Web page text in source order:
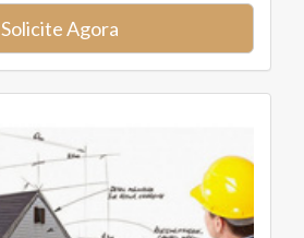
Solicite Agora